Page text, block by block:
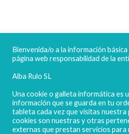
FELICES
Bienvenida/o a la información
página web responsabilidad de la
Alba Rulo SL
Una cookie o galleta informática es
información que se guarda en tu
tableta cada vez que visitas nuestra
cookies son nuestras y otras
externas que prestan servicios para